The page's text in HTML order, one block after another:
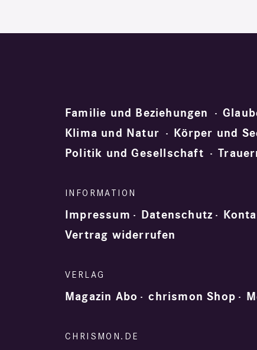
Familie und Beziehungen
Klima und Natur
Körper und
Politik und Gesellschaft
Impressum Datenschutz
Vertrag widerrufen
Magazin Abo chrismon Shop